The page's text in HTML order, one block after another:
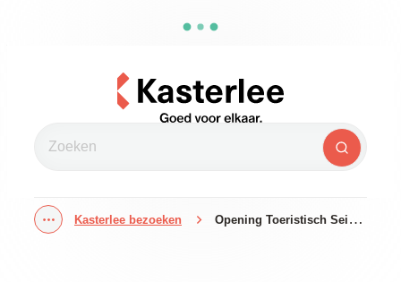
Kasterlee
Zoeken Zoeken
Toon alle broodkruimel items
Kasterlee bezoeken Opening Toeristisch Seizoen